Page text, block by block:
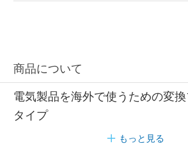
商品について
電気製品を海外で使うための変
タイプ
もっと見る